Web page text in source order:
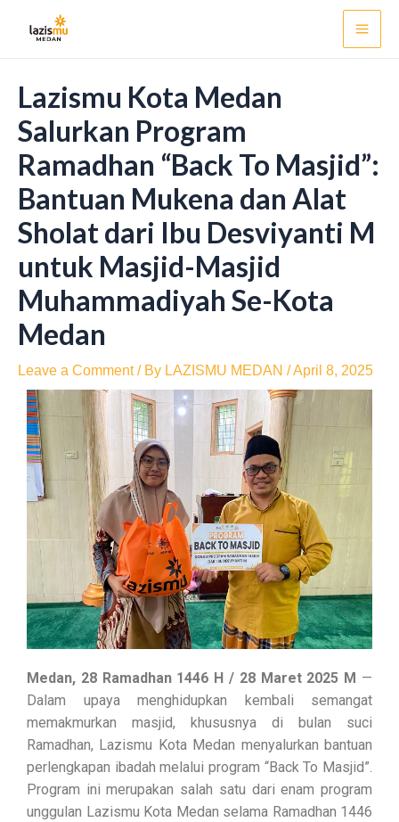
Lazismu Kota Medan
Salurkan Program
Ramadhan “Back To Masjid”:
Bantuan Mukena dan Alat
Sholat dari Ibu Desviyanti M
untuk Masjid-Masjid
Muhammadiyah Se-Kota
Medan
Leave a Comment / By LAZISMU MEDAN /April 8, 2025
Medan, 28 Ramadhan 1446 H / 28 Maret 2025 M —
Dalam upaya menghidupkan kembali semangat
memakmurkan masjid, khususnya di bulan suci
Ramadhan, Lazismu Kota Medan menyalurkan bantuan
perlengkapan ibadah melalui program “Back To Masjid”.
Program ini merupakan salah satu dari enam program
unggulan Lazismu Kota Medan selama Ramadhan 1446
navigation